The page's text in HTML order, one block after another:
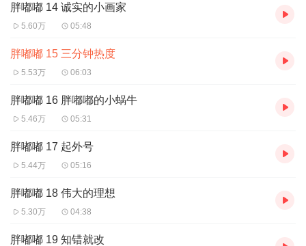
胖嘟嘟 14 诚实的小画家
5.60万 05:48
胖嘟嘟 15 三分钟热度
5.53万 06:03
胖嘟嘟 16 胖嘟嘟的小蜗牛
5.46万 05:31
胖嘟嘟 17 起外号
5.44万 05:16
胖嘟嘟 18 伟大的理想
5.30万 04:38
胖嘟嘟 19 知错就改